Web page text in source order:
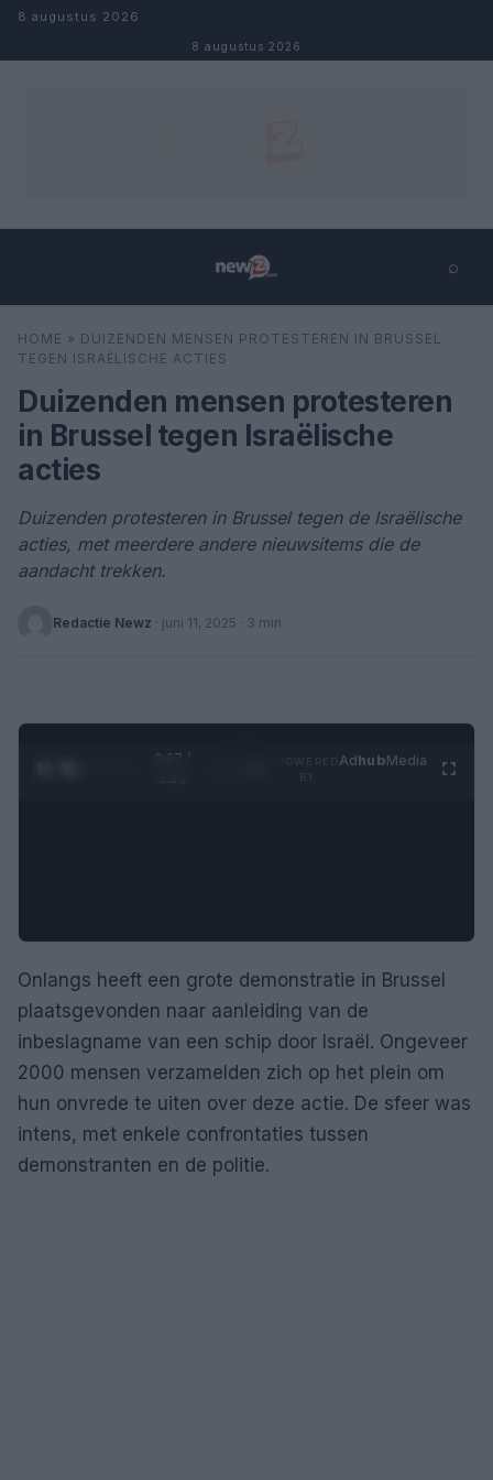
Naar inhoud
8 augustus 2026
8 augustus 2026
⌕
Zoeken ⌕
HOME » DUIZENDEN MENSEN PROTESTEREN IN BRUSSEL
TEGEN ISRAËLISCHE ACTIES
Duizenden mensen protesteren
in Brussel tegen Israëlische
acties
Duizenden protesteren in Brussel tegen de Israëlische
acties, met meerdere andere nieuwsitems die de
aandacht trekken.
Redactie Newz · juni 11, 2025 · 3 min
0:28 /
AdhubMedia
Onlangs heeft een grote demonstratie in Brussel
plaatsgevonden naar aanleiding van de
inbeslagname van een schip door Israël. Ongeveer
2000 mensen verzamelden zich op het plein om
hun onvrede te uiten over deze actie. De sfeer was
intens, met enkele confrontaties tussen
demonstranten en de politie.